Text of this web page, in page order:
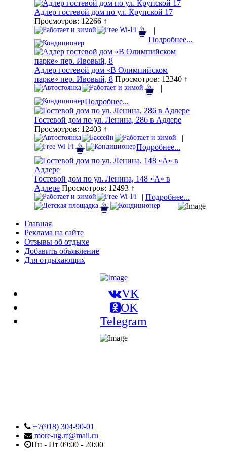
Адлер гостевой дом по ул. Крупской 17
Просмотров: 12266 ↑
|
Подробнее...
Адлер гостевой дом «В Олимпийском
парке» пер. Ивовый, 8 Просмотров: 12340 ↑
|
Подробнее...
Гостевой дом по ул. Ленина, 286 в Адлере
Просмотров: 12403 ↑
|
Подробнее...
Гостевой дом по ул. Ленина, 148 «А» в
Адлере Просмотров: 12493 ↑
| Подробнее...
Главная
Реклама на сайте
Отзывы об отдыхе
Добавить объявление
Для отдыхающих
VK
OK
Telegram
+7(918) 304-90-01
more-ug.rf@mail.ru
Пн - Пт 09:00 - 20:00